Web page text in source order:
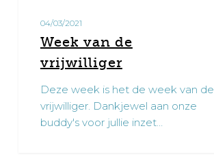
04/03/2021
Week van de
vrijwilliger
Deze week is het de week van de
vrijwilliger. Dankjewel aan onze
buddy's voor jullie inzet…